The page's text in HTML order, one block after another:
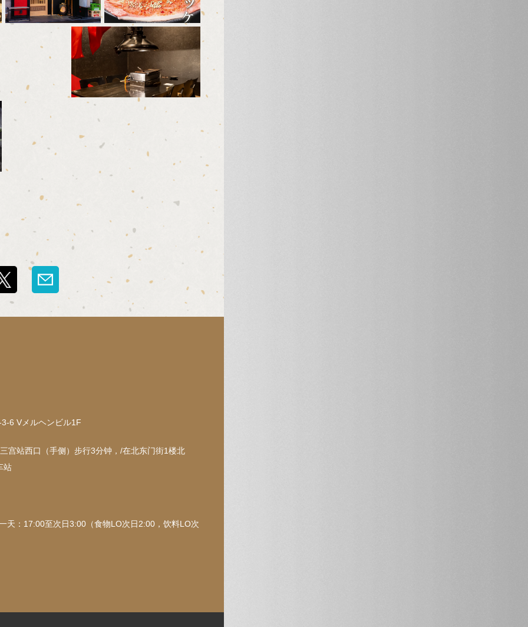
6 Vメルヘンビル1F
宫站西口（手侧）步行3分钟，/在北东门街1楼北
站
天：17:00至次日3:00（食物LO次日2:00，饮料LO次